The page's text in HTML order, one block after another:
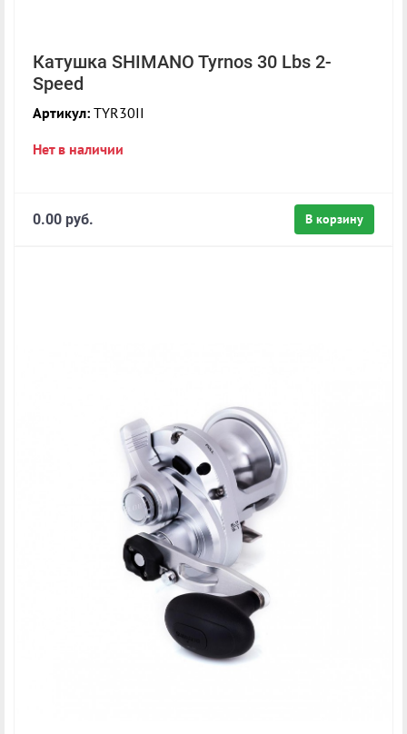
Катушка SHIMANO Tyrnos 30 Lbs 2-
Speed
Артикул: TYR30II
Нет в наличии
В корзину
0.00 руб.